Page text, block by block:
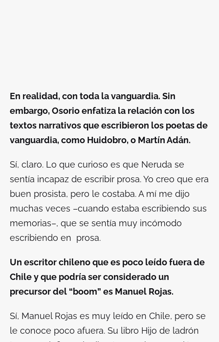
En realidad, con toda la vanguardia. Sin
embargo, Osorio enfatiza la relación con los
textos narrativos que escribieron los poetas de
vanguardia, como Huidobro, o Martín Adán.
Sí, claro. Lo que curioso es que Neruda se
sentía incapaz de escribir prosa. Yo creo que era
buen prosista, pero le costaba. A mí me dijo
muchas veces –cuando estaba escribiendo sus
memorias–, que se sentía muy incómodo
escribiendo en prosa.
Un escritor chileno que es poco leído fuera de
Chile y que podría ser considerado un
precursor del “boom” es Manuel Rojas.
Sí, Manuel Rojas es muy leído en Chile, pero se
le conoce poco afuera. Su libro Hijo de ladrón